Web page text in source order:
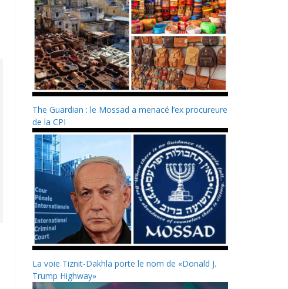
The Guardian : le Mossad a menacé l’ex procureure
de la CPI
La voie Tiznit-Dakhla porte le nom de «Donald J.
Trump Highway»